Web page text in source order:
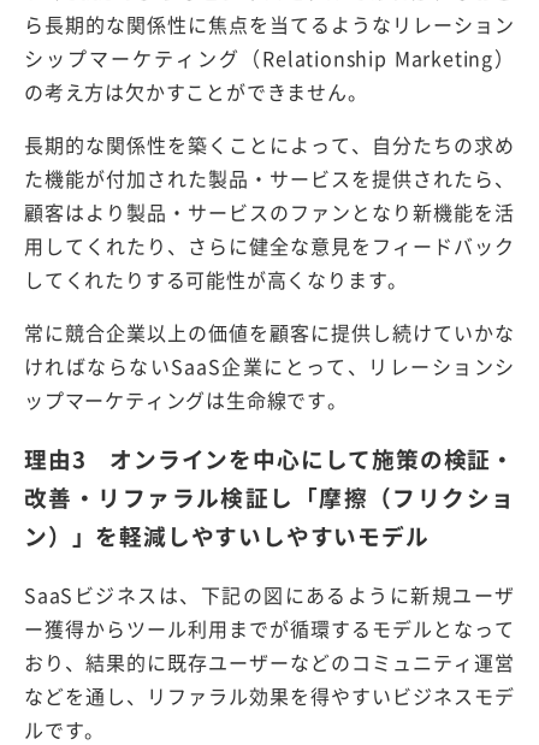
ら長期的な関係性に焦点を当てるようなリレーション
シップマーケティング（Relationship Marketing）
の考え方は欠かすことができません。
長期的な関係性を築くことによって、自分たちの求め
た機能が付加された製品・サービスを提供されたら、
顧客はより製品・サービスのファンとなり新機能を活
用してくれたり、さらに健全な意見をフィードバック
してくれたりする可能性が高くなります。
常に競合企業以上の価値を顧客に提供し続けていかな
ければならないSaaS企業にとって、リレーションシ
ップマーケティングは生命線です。
理由3 オンラインを中心にして施策の検証・
改善・リファラル検証し「摩擦（フリクショ
ン）」を軽減しやすいしやすいモデル
SaaSビジネスは、下記の図にあるように新規ユーザ
ー獲得からツール利用までが循環するモデルとなって
おり、結果的に既存ユーザーなどのコミュニティ運営
などを通し、リファラル効果を得やすいビジネスモデ
ルです。